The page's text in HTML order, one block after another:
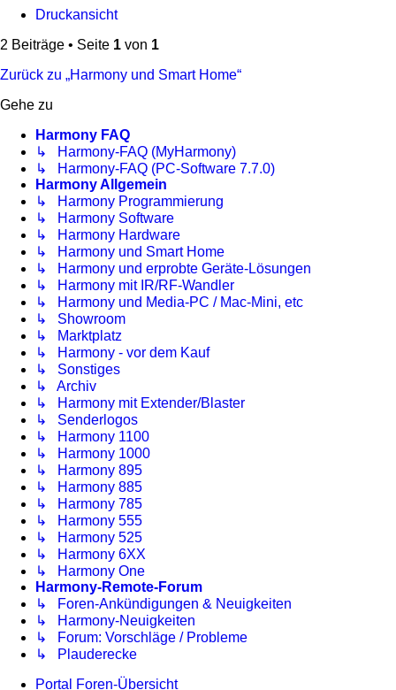
Druckansicht
2 Beiträge • Seite 1 von 1
Zurück zu „Harmony und Smart Home“
Gehe zu
Harmony FAQ
↳ Harmony-FAQ (MyHarmony)
↳ Harmony-FAQ (PC-Software 7.7.0)
Harmony Allgemein
↳ Harmony Programmierung
↳ Harmony Software
↳ Harmony Hardware
↳ Harmony und Smart Home
↳ Harmony und erprobte Geräte-Lösungen
↳ Harmony mit IR/RF-Wandler
↳ Harmony und Media-PC / Mac-Mini, etc
↳ Showroom
↳ Marktplatz
↳ Harmony - vor dem Kauf
↳ Sonstiges
↳ Archiv
↳ Harmony mit Extender/Blaster
↳ Senderlogos
↳ Harmony 1100
↳ Harmony 1000
↳ Harmony 895
↳ Harmony 885
↳ Harmony 785
↳ Harmony 555
↳ Harmony 525
↳ Harmony 6XX
↳ Harmony One
Harmony-Remote-Forum
↳ Foren-Ankündigungen & Neuigkeiten
↳ Harmony-Neuigkeiten
↳ Forum: Vorschläge / Probleme
↳ Plauderecke
Portal
Foren-Übersicht